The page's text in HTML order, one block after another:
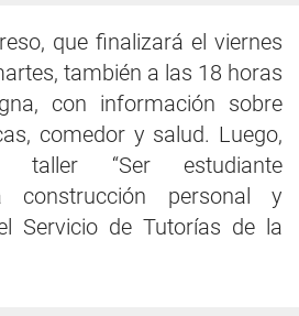
que finalizará el viernes
también a las 18 horas
con información sobre
comedor y salud. Luego,
taller “Ser estudiante
construcción personal y
Servicio de Tutorías de la